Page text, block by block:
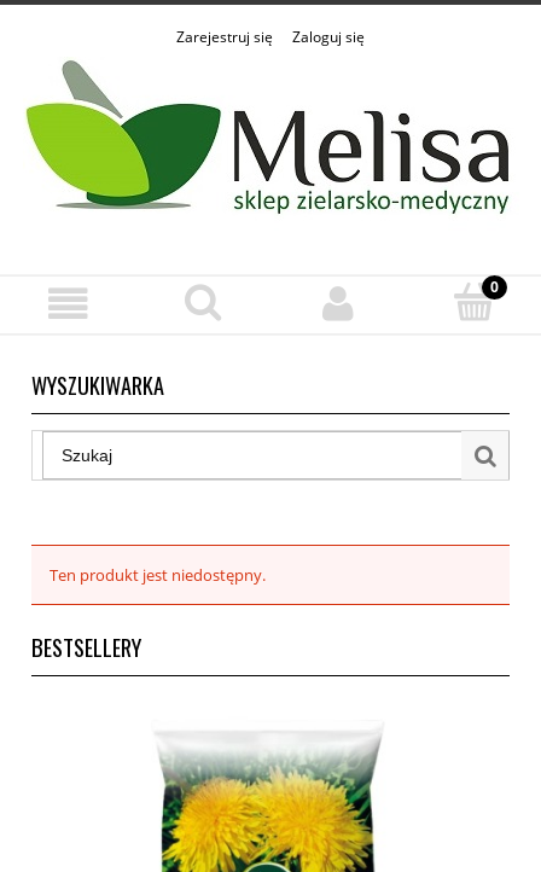
Zarejestruj się Zaloguj się
WYSZUKIWARKA
Ten produkt jest niedostępny.
BESTSELLERY